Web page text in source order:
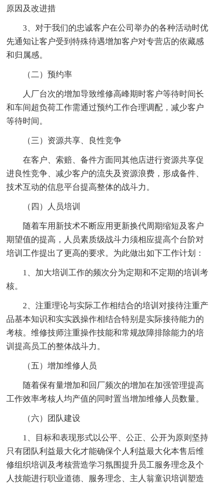
原因及改进措
3、对于我们的忠诚客户在公司举办的各种活动时优
先通知让客户受到特殊待遇增加客户对专营店的依藏感
和归属感。
（二）预约率
人厂台次的增加导致维修高峰期时客户等待时间长
和车间超负荷工作需通过预约工作合理调配，减少客户
等待时间。
（三）资源共享、良性竞争
在客户、索赔、备件方面同其他店进行资源共享促
进良性竞争、减少客户的流失及资源浪费，形成备件、
技术互动的信息平台提高整体的战斗力。
（四）人员培训
随着车用新技术不断应用更新换代周期缩短及客户
期望值的提高，人员素质级战斗力须相应提高个台阶对
培训工作提出了更高的要求。为此做出如下工作计划：
1、加大培训工作的频次分为定期和不定期的培训考
核。
2、注重理论与实际工作相结合的培训对接待注重产
品基本知识和实实践操作相结合特别是实际接待能力的
考核。维修技师注重操作技能和常规故障排除能力的培
训提高员工的整体战斗力。
（五）增加维修人员
随着保有量增加和回厂频次的增加在加强管理提高
工作效率考核人均产值的同时置当增加维修人员数量。
（六）团队建设
1、目标和表现形式以公平、公正、公开为原则坚持
只有团队利益最大化才能确保个人利益最大化本售后维
修组织培训及考核营造学习氛围提升员工服务理念及个
人技能进行职业道德、服务理念、主人翁童识培训塑造